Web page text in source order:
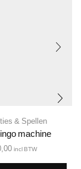
& Spellen
machine
incl BTW